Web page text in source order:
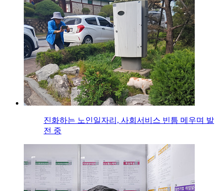
진화하는 노인일자리, 사회서비스 빈틈 메우며 발
전 중